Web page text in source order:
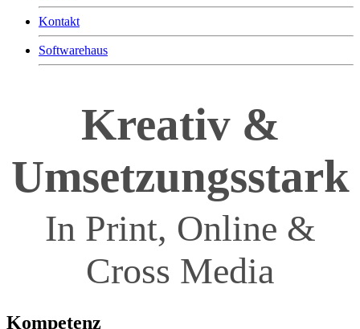
Kontakt
Softwarehaus
Kreativ &
Umsetzungsstark
In Print, Online &
Cross Media
Kompetenz